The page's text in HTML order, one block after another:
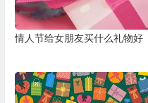
情人节给女朋友买什么礼物好